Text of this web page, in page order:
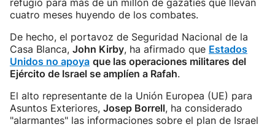
refugio para más de un millón de gazatíes que llevan
cuatro meses huyendo de los combates.
De hecho, el portavoz de Seguridad Nacional de la
Casa Blanca, John Kirby, ha afirmado que Estados
Unidos no apoya que las operaciones militares del
Ejército de Israel se amplíen a Rafah.
El alto representante de la Unión Europea (UE) para
Asuntos Exteriores, Josep Borrell, ha considerado
"alarmantes" las informaciones sobre el plan de Israel